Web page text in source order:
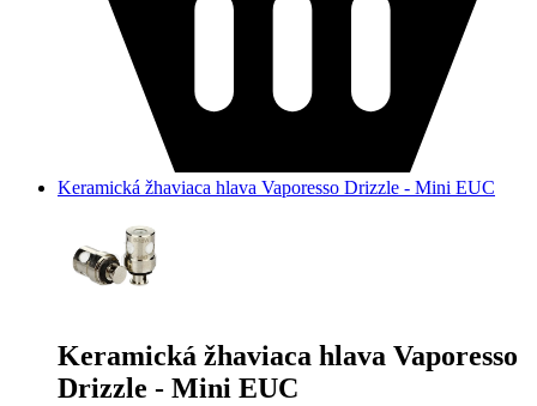
Keramická žhaviaca hlava Vaporesso Drizzle - Mini EUC
Keramická žhaviaca hlava Vaporesso
Drizzle - Mini EUC